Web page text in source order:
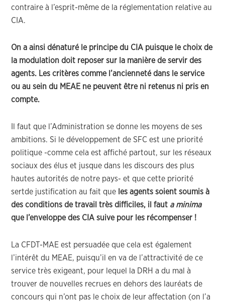
contraire à l’esprit-même de la réglementation relative au
CIA.
On a ainsi dénaturé le principe du CIA puisque le choix de
la modulation doit reposer sur la manière de servir des
agents. Les critères comme l’ancienneté dans le service
ou au sein du MEAE ne peuvent être ni retenus ni pris en
compte.
Il faut que l’Administration se donne les moyens de ses
ambitions. Si le développement de SFC est une priorité
politique -comme cela est affiché partout, sur les réseaux
sociaux des élus et jusque dans les discours des plus
hautes autorités de notre pays- et que cette priorité
sertde justification au fait que les agents soient soumis à
des conditions de travail très difficiles, il faut a minima
que l’enveloppe des CIA suive pour les récompenser !
La CFDT-MAE est persuadée que cela est également
l’intérêt du MEAE, puisqu’il en va de l’attractivité de ce
service très exigeant, pour lequel la DRH a du mal à
trouver de nouvelles recrues en dehors des lauréats de
concours qui n’ont pas le choix de leur affectation (on l’a